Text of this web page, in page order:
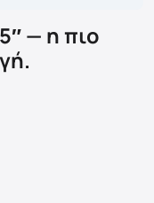
— η πιο